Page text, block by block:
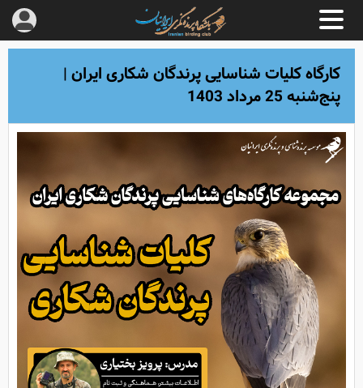
کارگاه کلیات شناسایی پرندگان شکاری ایران |
پنج‌شنبه 25 مرداد 1403